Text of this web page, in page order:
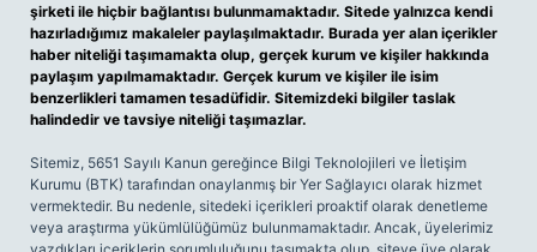
şirketi ile hiçbir bağlantısı bulunmamaktadır. Sitede yalnızca kendi
hazırladığımız makaleler paylaşılmaktadır. Burada yer alan içerikler
haber niteliği taşımamakta olup, gerçek kurum ve kişiler hakkında
paylaşım yapılmamaktadır. Gerçek kurum ve kişiler ile isim
benzerlikleri tamamen tesadüfidir. Sitemizdeki bilgiler taslak
halindedir ve tavsiye niteliği taşımazlar.
Sitemiz, 5651 Sayılı Kanun gereğince Bilgi Teknolojileri ve İletişim
Kurumu (BTK) tarafından onaylanmış bir Yer Sağlayıcı olarak hizmet
vermektedir. Bu nedenle, sitedeki içerikleri proaktif olarak denetleme
veya araştırma yükümlülüğümüz bulunmamaktadır. Ancak, üyelerimiz